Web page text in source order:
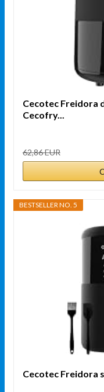
Cecotec Freidora
Cecofry...
62,86 EUR
BESTSELLER NO. 5
Cecotec Freidora